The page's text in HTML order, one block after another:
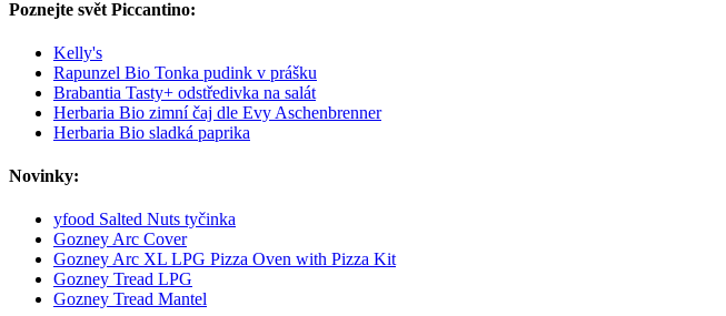
Poznejte svět Piccantino:
Kelly's
Rapunzel Bio Tonka pudink v prášku
Brabantia Tasty+ odstředivka na salát
Herbaria Bio zimní čaj dle Evy Aschenbrenner
Herbaria Bio sladká paprika
Novinky:
yfood Salted Nuts tyčinka
Gozney Arc Cover
Gozney Arc XL LPG Pizza Oven with Pizza Kit
Gozney Tread LPG
Gozney Tread Mantel